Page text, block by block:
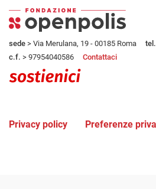
sede > Via Merulana, 19 - 00185 Roma tel.
c.f. > 97954040586 Contattaci
Privacy policy Preferenze